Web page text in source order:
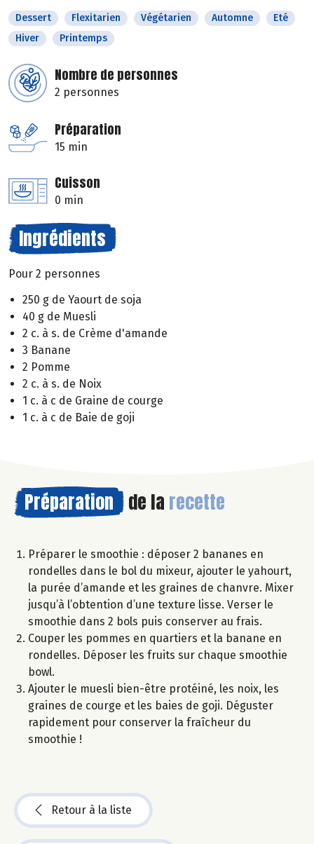
Dessert Flexitarien Végétarien Automne
Eté
Hiver
Printemps
Nombre de personnes
2 personnes
Préparation
15 min
Cuisson
0 min
Ingrédients
Pour 2 personnes
250 g de Yaourt de soja
40 g de Muesli
2 c. à s. de Crème d'amande
3 Banane
2 Pomme
2 c. à s. de Noix
1 c. à c de Graine de courge
1 c. à c de Baie de goji
Préparation de la recette
Préparer le smoothie : déposer 2 bananes en
rondelles dans le bol du mixeur, ajouter le yahourt,
la purée d’amande et les graines de chanvre. Mixer
jusqu’à l’obtention d’une texture lisse. Verser le
smoothie dans 2 bols puis conserver au frais.
Couper les pommes en quartiers et la banane en
rondelles. Déposer les fruits sur chaque smoothie
bowl.
Ajouter le muesli bien-être protéiné, les noix, les
graines de courge et les baies de goji. Déguster
rapidement pour conserver la fraîcheur du
smoothie !
Retour à la liste